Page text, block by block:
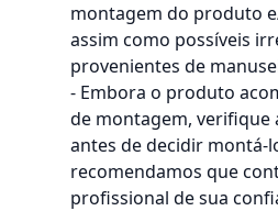
montagem do produto
assim como possíveis
provenientes de
- Embora o produto
de montagem, verifique
antes de decidir montá-
recomendamos que
profissional de sua